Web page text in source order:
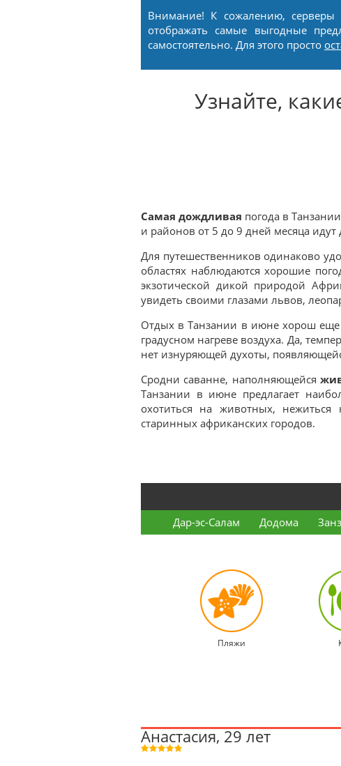
Внимание! К сожалению, серверы
отображать самые выгодные
самостоятельно. Для этого просто
Узнайте,
Самая дождливая погода в
и районов от 5 до 9 дней месяца
Для путешественников одинаково
областях наблюдаются хорошие
экзотической дикой природой
увидеть своими глазами львов,
Отдых в Танзании в июне хорош еще
градусном нагреве воздуха. Да,
нет изнуряющей духоты,
Сродни саванне, наполняющейся
Танзании в июне предлагает
охотиться на животных,
старинных африканских городов.
Дар-эс-Салам Додома
Пляжи
Анастасия, 29 лет